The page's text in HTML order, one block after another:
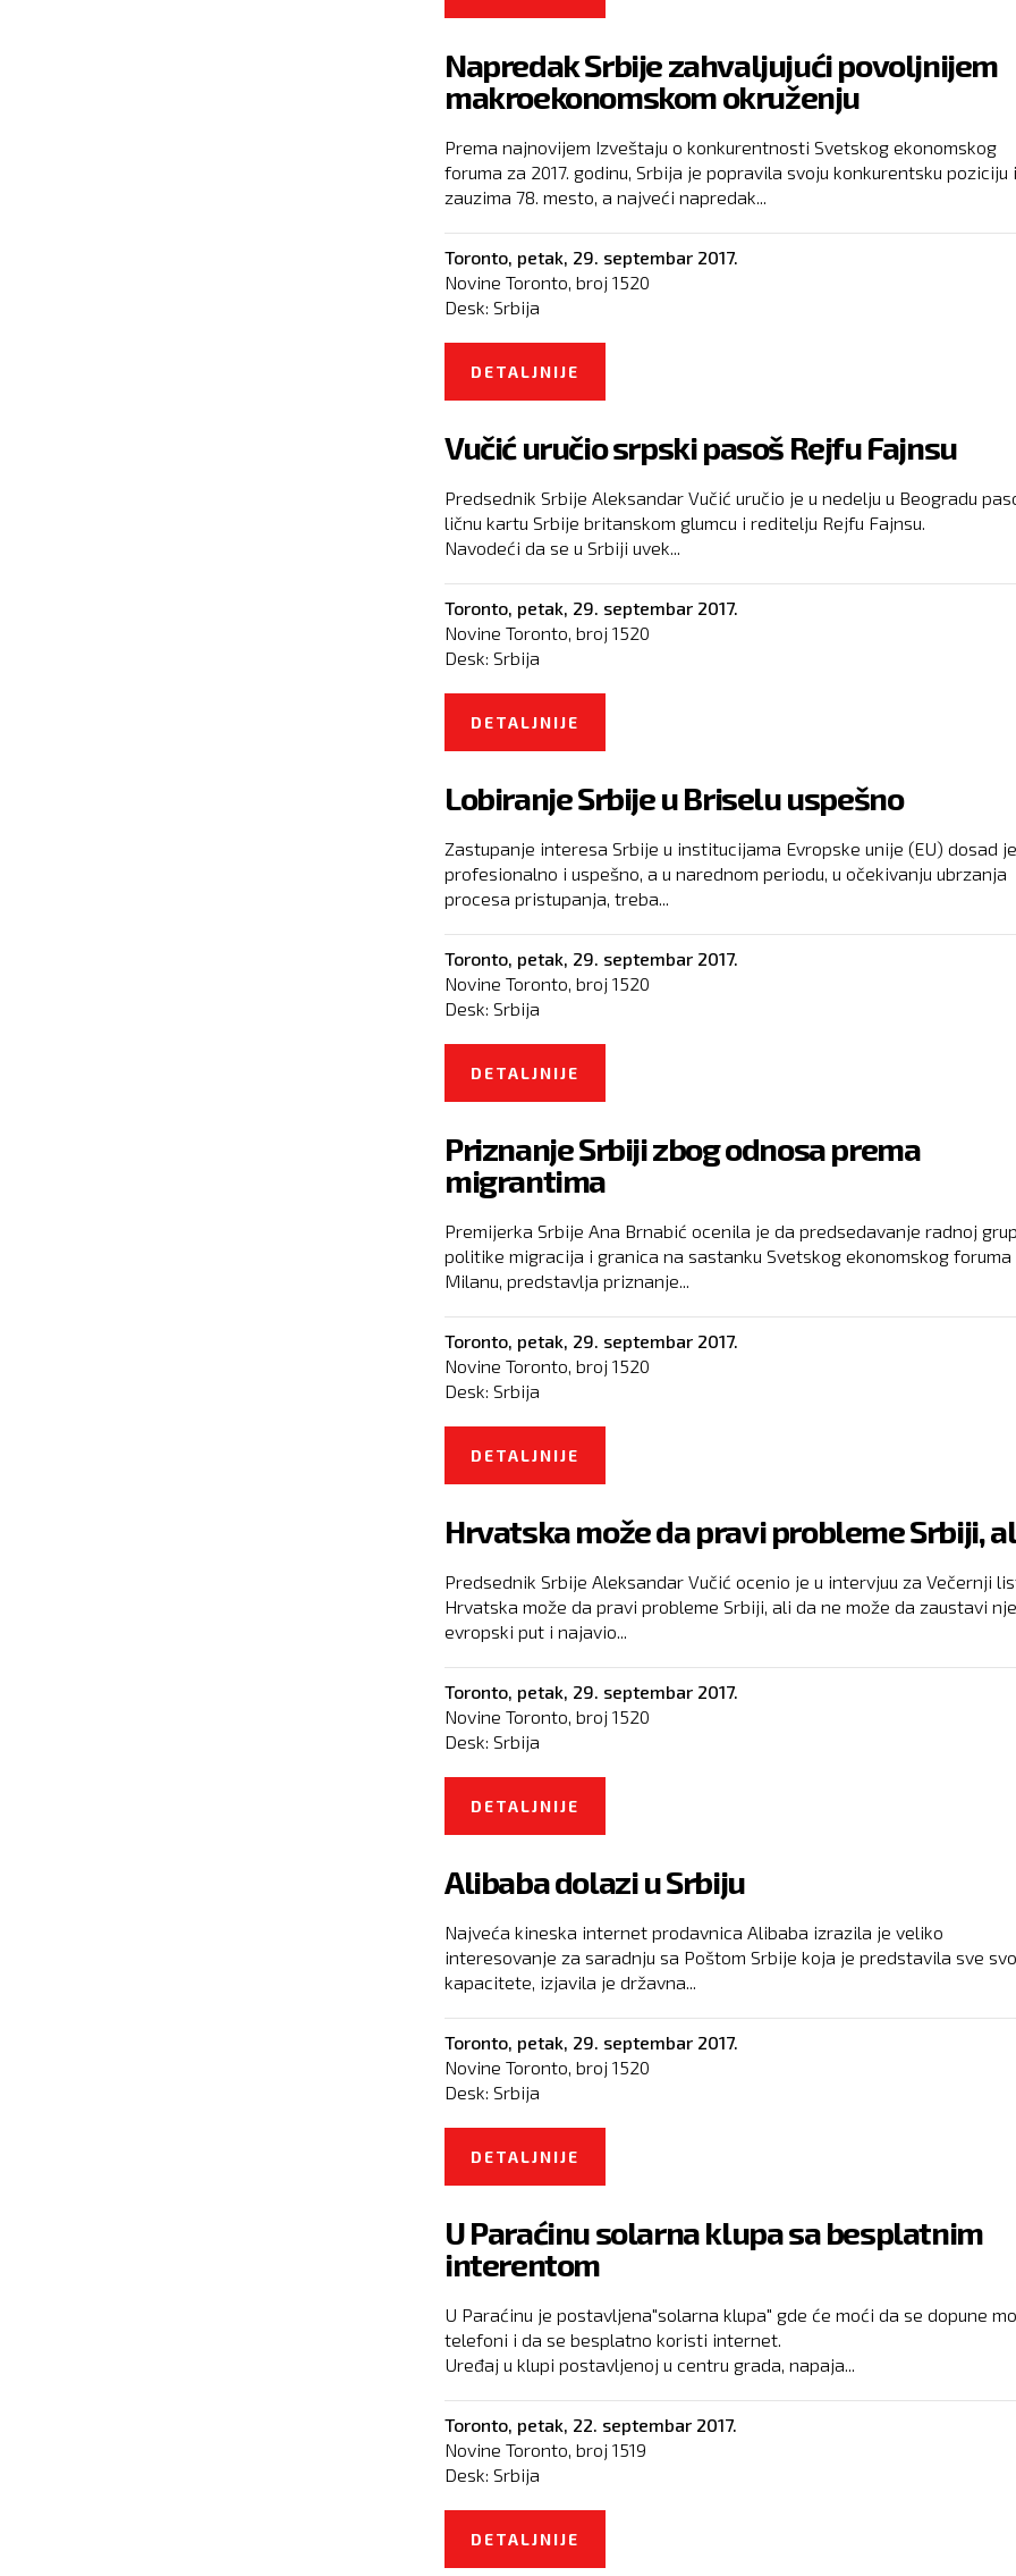
Napredak Srbije zahvaljujući povoljnijem
makroekonomskom okruženju
Prema najnovijem Izveštaju o konkurentnosti Svetskog ekonomskog
foruma za 2017. godinu, Srbija je popravila svoju konkurentsku poziciju i
zauzima 78. mesto, a najveći napredak...
Toronto, petak, 29. septembar 2017.
Novine Toronto, broj 1520
Desk: Srbija
DETALJNIJE
Vučić uručio srpski pasoš Rejfu Fajnsu
Predsednik Srbije Aleksandar Vučić uručio je u nedelju u Beogradu
ličnu kartu Srbije britanskom glumcu i reditelju Rejfu Fajnsu.
Navodeći da se u Srbiji uvek...
Toronto, petak, 29. septembar 2017.
Novine Toronto, broj 1520
Desk: Srbija
DETALJNIJE
Lobiranje Srbije u Briselu uspešno
Zastupanje interesa Srbije u institucijama Evropske unije (EU) dosad
profesionalno i uspešno, a u narednom periodu, u očekivanju ubrzanja
procesa pristupanja, treba...
Toronto, petak, 29. septembar 2017.
Novine Toronto, broj 1520
Desk: Srbija
DETALJNIJE
Priznanje Srbiji zbog odnosa prema
migrantima
Premijerka Srbije Ana Brnabić ocenila je da predsedavanje radnoj
politike migracija i granica na sastanku Svetskog ekonomskog foruma
Milanu, predstavlja priznanje...
Toronto, petak, 29. septembar 2017.
Novine Toronto, broj 1520
Desk: Srbija
DETALJNIJE
Hrvatska može da pravi probleme Srbiji,
Predsednik Srbije Aleksandar Vučić ocenio je u intervjuu za Večernji
Hrvatska može da pravi probleme Srbiji, ali da ne može da zaustavi
evropski put i najavio...
Toronto, petak, 29. septembar 2017.
Novine Toronto, broj 1520
Desk: Srbija
DETALJNIJE
Alibaba dolazi u Srbiju
Najveća kineska internet prodavnica Alibaba izrazila je veliko
interesovanje za saradnju sa Poštom Srbije koja je predstavila sve
kapacitete, izjavila je državna...
Toronto, petak, 29. septembar 2017.
Novine Toronto, broj 1520
Desk: Srbija
DETALJNIJE
U Paraćinu solarna klupa sa besplatnim
interentom
U Paraćinu je postavljena"solarna klupa" gde će moći da se dopune
telefoni i da se besplatno koristi internet.
Uređaj u klupi postavljenoj u centru grada, napaja...
Toronto, petak, 22. septembar 2017.
Novine Toronto, broj 1519
Desk: Srbija
DETALJNIJE